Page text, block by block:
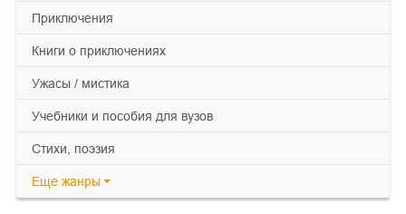
приключения
книги о приключениях
ужасы / мистика
учебники и пособия для вузов
cтихи, поэзия
Еще жанры